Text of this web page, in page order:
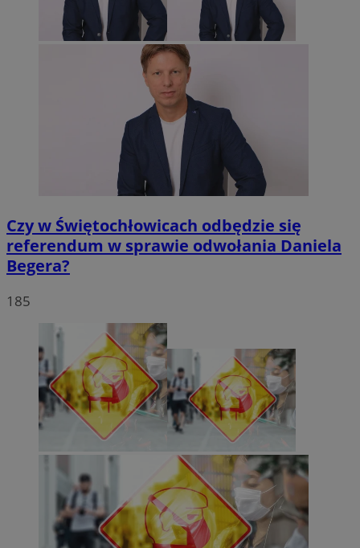
Czy w Świętochłowicach odbędzie się
referendum w sprawie odwołania Daniela
Begera?
185